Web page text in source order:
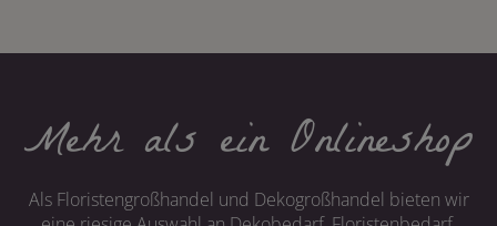
Mehr als ein Onlineshop
Als Floristengroßhandel und Dekogroßhandel bieten wir